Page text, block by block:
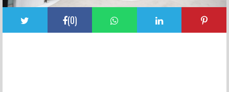
(0)